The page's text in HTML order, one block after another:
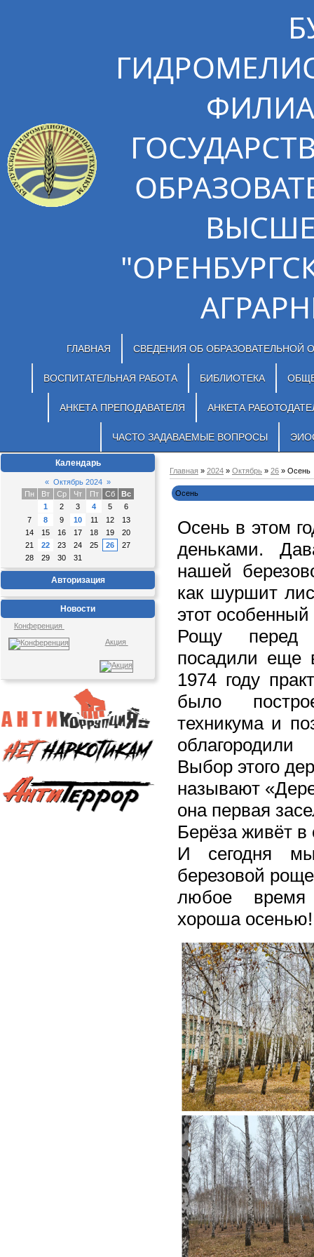
ГЛАВНАЯ СВЕДЕНИЯ ОБ ОБРАЗОВАТЕЛЬНОЙ
ВОСПИТАТЕЛЬНАЯ РАБОТА БИБЛИОТЕКА
АНКЕТА ПРЕПОДАВАТЕЛЯ АНКЕТА
ЧАСТО ЗАДАВАЕМЫЕ ВОПРОСЫ
Календарь
« Октябрь 2024 »
Пн
Вт Ср Чт Пт Сб
Вс
1
2 3 4 5
6
7
8 9 10 11 12
13
14
15 16 17 18 19
20
21
22 23 24 25 26
27
28
29 30 31
Авторизация
Новости
Конференция
Акция
Главная » 2024 » Октябрь » 26 » Осень
Осень
Осень в этом
деньками.
нашей
как шуршит
этот
Рощу перед
посадили еще
1974 году
было
техникума и
Выбор этого
называют
она первая
Берёза живёт в
И сегодня
березовой
любое
хороша осенью!